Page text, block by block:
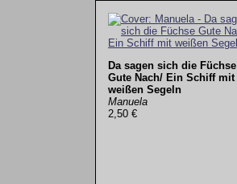
Da sagen sich die Füchse
Gute Nach/ Ein Schiff mit
weißen Segeln
Manuela
2,50 €